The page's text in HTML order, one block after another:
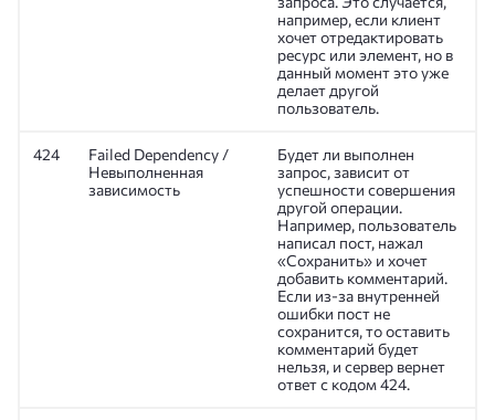
например, если клиент
хочет отредактировать
ресурс или элемент, но в
данный момент это уже
делает другой
пользователь.
424
Failed Dependency /
Невыполненная
зависимость
Будет ли выполнен
запрос, зависит от
успешности совершения
другой операции.
Например, пользователь
написал пост, нажал
«Сохранить» и хочет
добавить комментарий.
Если из-за внутренней
ошибки пост не
сохранится, то оставить
комментарий будет
нельзя, и сервер вернет
ответ с кодом 424.